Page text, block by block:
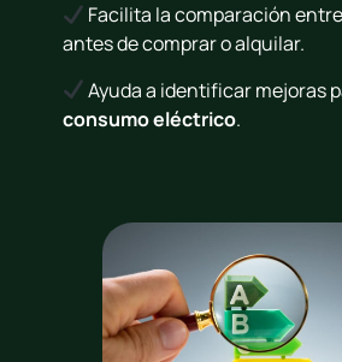
Facilita la comparación
antes de comprar o alquilar.
Ayuda a identificar mejoras
consumo eléctrico.